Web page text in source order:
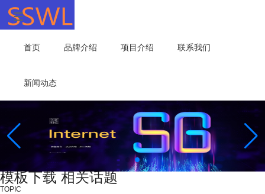
首页 品牌介绍 项目介绍 联系我们
新闻动态
模板下载 相关话题
TOPIC